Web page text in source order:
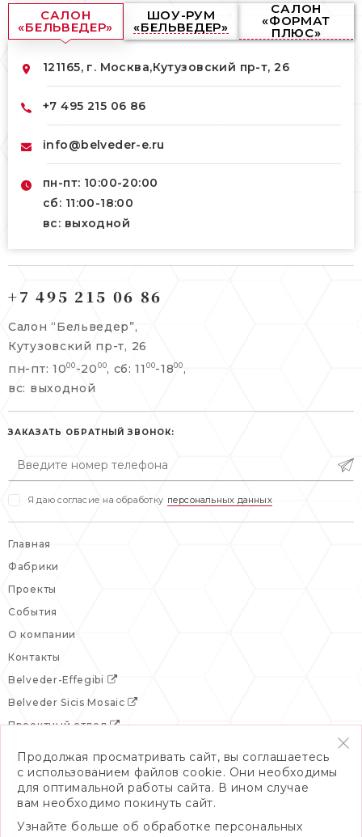
САЛОН
«БЕЛЬВЕДЕР»
ШОУ-РУМ
«БЕЛЬВЕДЕР»
САЛОН
«ФОРМАТ
ПЛЮС»
121165, г. Москва,Кутузовский пр-т, 26
+7 495 215 06 86
info@belveder-e.ru
пн-пт: 10:00-20:00
сб: 11:00-18:00
вс: выходной
info@belveder-e.ru
пн-пт: 10:00-20:00
сб, вс: выходной
Берсеневский переулок, 3/10с7
+7 495 477 45 43
info@belveder-e.ru
пн-пт: 10:00-19:00
сб: выходной
+7 495 215 06 86
Салон “Бельведер”,
Кутузовский пр-т, 26
пн-пт: 1000 -20 00, сб: 11 00-1800 ,
вс: выходной
ЗАКАЗАТЬ ОБРАТНЫЙ ЗВОНОК:
Я даю согласие на обработку персональных данных
Главная
Фабрики
Проекты
События
О компании
Контакты
Belveder-Effegibi
Belveder Sicis Mosaic
Проектный отдел
Продолжая просматривать сайт, вы соглашаетесь
с использованием файлов cookie. Они необходимы
для оптимальной работы сайта. В ином случае
вам необходимо покинуть сайт.
Узнайте больше об обработке персональных